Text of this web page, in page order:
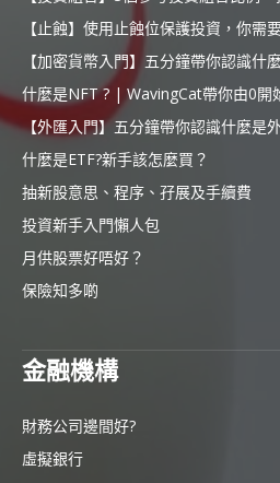
【止蝕】使用止蝕位保護投資，你需
【加密貨幣入門】五分鐘帶你認識
什麼是NFT ? | WavingCat帶你由0開
【外匯入門】五分鐘帶你認識什麼是
什麼是ETF?新手該怎麼買？
抽新股意思、程序、孖展及手續費
投資新手入門懶人包
月供股票好唔好？
保險知多啲
金融機構
財務公司邊間好?
虛擬銀行